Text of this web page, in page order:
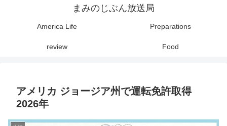
まみのじぶん放送局
America Life Preparations
review Food
アメリカ ジョージア州で運転免許取得
2026年